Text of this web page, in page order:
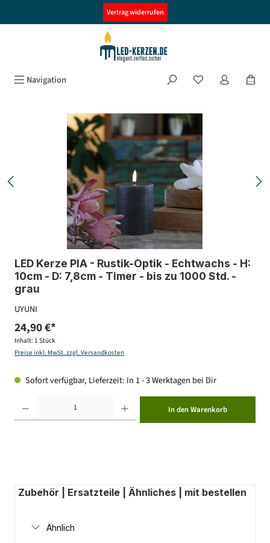
Vertrag widerrufen
Navigation
Bildergalerie überspringen
LED Kerze PIA - Rustik-Optik - Echtwachs - H:
10cm - D: 7,8cm - Timer - bis zu 1000 Std. -
grau
UYUNI
24,90 €*
Inhalt: 1 Stück
Preise inkl. MwSt. zzgl. Versandkosten
Sofort verfügbar, Lieferzeit: In 1 - 3 Werktagen bei Dir
In den Warenkorb
Zubehör | Ersatzteile | Ähnliches | mit bestellen
Ähnlich